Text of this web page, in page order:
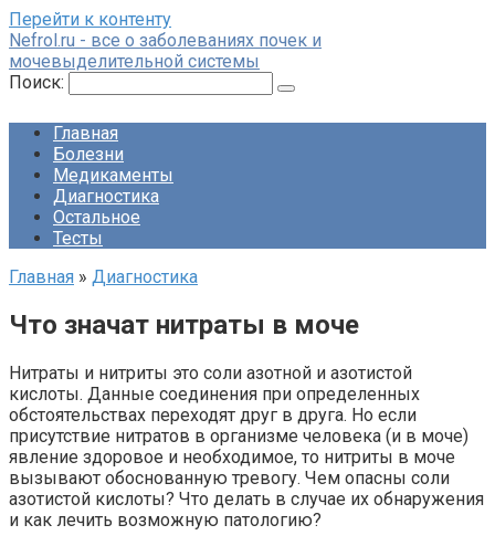
Перейти к контенту
Nefrol.ru - все о заболеваниях почек и
мочевыделительной системы
Поиск:
Главная
Болезни
Медикаменты
Диагностика
Остальное
Тесты
Главная » Диагностика
Что значат нитраты в моче
Нитраты и нитриты это соли азотной и азотистой
кислоты. Данные соединения при определенных
обстоятельствах переходят друг в друга. Но если
присутствие нитратов в организме человека (и в моче)
явление здоровое и необходимое, то нитриты в моче
вызывают обоснованную тревогу. Чем опасны соли
азотистой кислоты? Что делать в случае их обнаружения
и как лечить возможную патологию?